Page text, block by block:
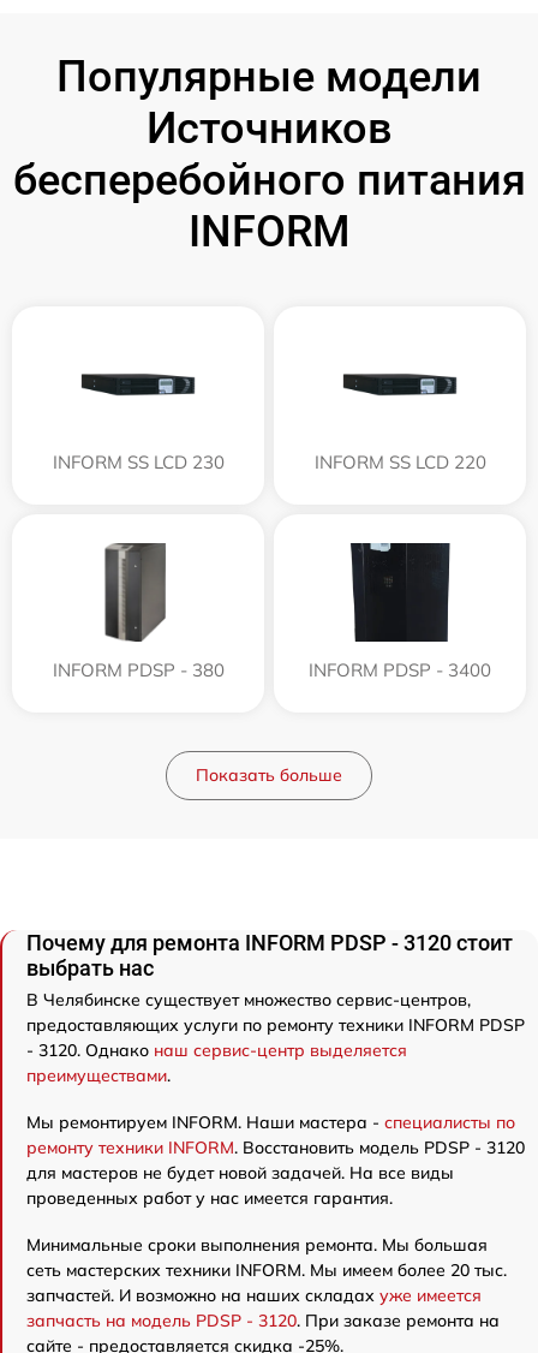
Популярные модели
Источников
бесперебойного питания
INFORM
INFORM SS LCD 230 INFORM SS LCD 220
INFORM PDSP - 380 INFORM PDSP - 3400
Показать больше
Почему для ремонта INFORM PDSP - 3120 стоит
выбрать нас
В Челябинске существует множество сервис-центров,
предоставляющих услуги по ремонту техники INFORM PDSP
- 3120. Однако наш сервис-центр выделяется
преимуществами.
Мы ремонтируем INFORM. Наши мастера - специалисты по
ремонту техники INFORM. Восстановить модель PDSP - 3120
для мастеров не будет новой задачей. На все виды
проведенных работ у нас имеется гарантия.
Минимальные сроки выполнения ремонта. Мы большая
сеть мастерских техники INFORM. Мы имеем более 20 тыс.
запчастей. И возможно на наших складах уже имеется
запчасть на модель PDSP - 3120. При заказе ремонта на
сайте - предоставляется скидка -25%.